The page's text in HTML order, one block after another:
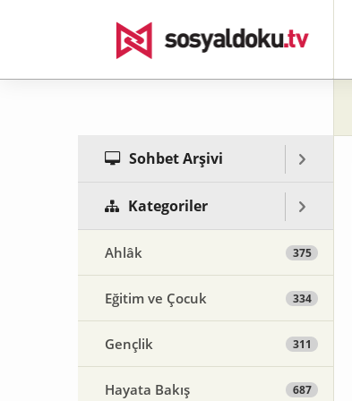
Sohbet Arşivi
Kategoriler
Ahlâk 375
Eğitim ve Çocuk 334
Gençlik 311
Hayata Bakış 687